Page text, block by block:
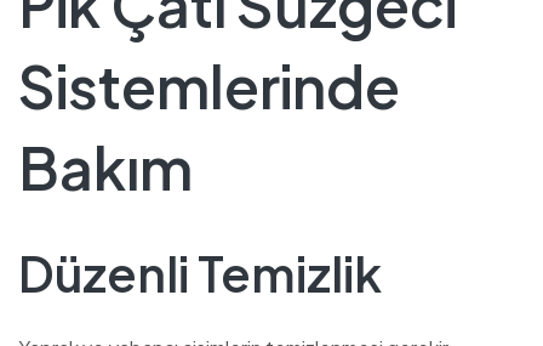
Sistemlerinde
Bakım
Düzenli Temizlik